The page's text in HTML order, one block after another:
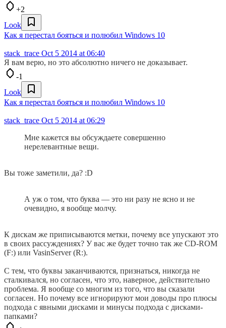
+2
Look
Как я перестал бояться и полюбил Windows 10
stack_trace Oct 5 2014 at 06:40
Я вам верю, но это абсолютно ничего не доказывает.
-1
Look
Как я перестал бояться и полюбил Windows 10
stack_trace Oct 5 2014 at 06:29
Мне кажется вы обсуждаете совершенно
нерелевантные вещи.
Вы тоже заметили, да? :D
А уж о том, что буква — это ни разу не ясно и не
очевидно, я вообще молчу.
К дискам же приписываются метки, почему все упускают это
в своих рассуждениях? У вас же будет точно так же CD-ROM
(F:) или VasinServer (R:).
С тем, что буквы заканчиваются, признаться, никогда не
сталкивался, но согласен, что это, наверное, действительно
проблема. Я вообще со многим из того, что вы сказали
согласен. Но почему все игнорируют мои доводы про плюсы
подхода с явными дисками и минусы подхода с дисками-
папками?